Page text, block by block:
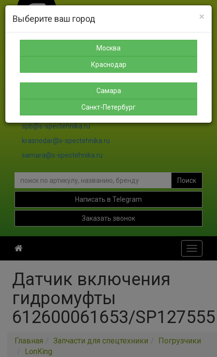
Петербург
Краснодар
8-988-
sales@s-spectehnika.ru
spb@s-spectehnika.ru
krasnodar@s-spectehnika.ru
samara@s-spectehnika.ru
Поиск
Написать в Telegram
Заказать звонок
Toggle
Датчик включения
гидромуфты
612600061653/SP127555
Главная Запчасти для спецтехники
Погрузчики
LonKing
×
Выберите ваш город
Москва
Краснодар
Самара
Санкт-Петербург